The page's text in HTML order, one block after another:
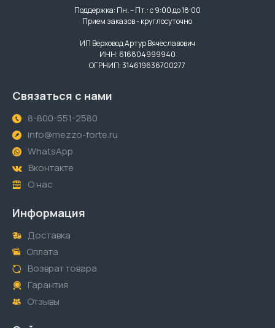
Поддержка: Пн. – Пт.: с 9:00 до 18:00
Прием заказов - круглосуточно
ИП Верховод Артур Вячеславович
ИНН: 616804999940
ОГРНИП: 314619636700277
Связаться с нами
8-800-551-2580
info@mezzo-forte.ru
WhatsApp
Вконтакте
О нас
Информация
Доставка
Оплата
Возврат товара
Гарантия
Отзывы